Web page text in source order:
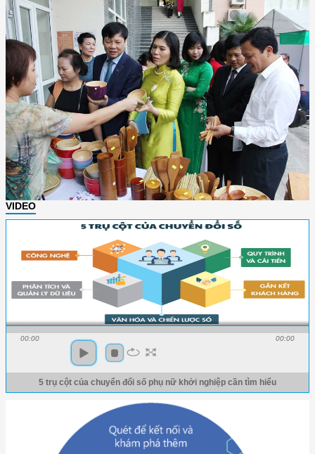
VIDEO
00:00 00:00
5 trụ cột của chuyển đổi số phụ nữ khởi nghiệp cần tìm hiểu